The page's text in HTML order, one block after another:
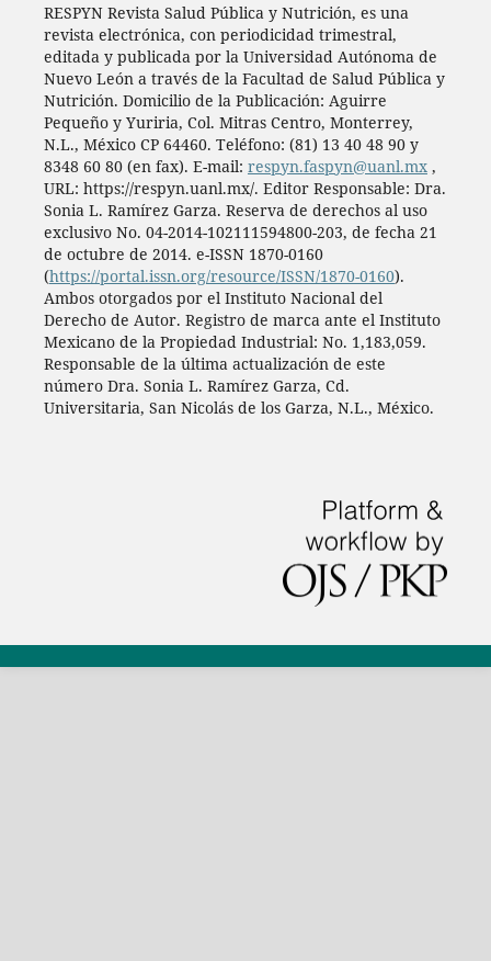
RESPYN Revista Salud Pública y Nutrición, es una
revista electrónica, con periodicidad trimestral,
editada y publicada por la Universidad Autónoma de
Nuevo León a través de la Facultad de Salud Pública y
Nutrición. Domicilio de la Publicación: Aguirre
Pequeño y Yuriria, Col. Mitras Centro, Monterrey,
N.L., México CP 64460. Teléfono: (81) 13 40 48 90 y
8348 60 80 (en fax). E-mail: respyn.faspyn@uanl.mx,
URL: https://respyn.uanl.mx/. Editor Responsable: Dra.
Sonia L. Ramírez Garza. Reserva de derechos al uso
exclusivo No. 04-2014-102111594800-203, de fecha 21
de octubre de 2014. e-ISSN 1870-0160
(https://portal.issn.org/resource/ISSN/1870-0160).
Ambos otorgados por el Instituto Nacional del
Derecho de Autor. Registro de marca ante el Instituto
Mexicano de la Propiedad Industrial: No. 1,183,059.
Responsable de la última actualización de este
número Dra. Sonia L. Ramírez Garza, Cd.
Universitaria, San Nicolás de los Garza, N.L., México.